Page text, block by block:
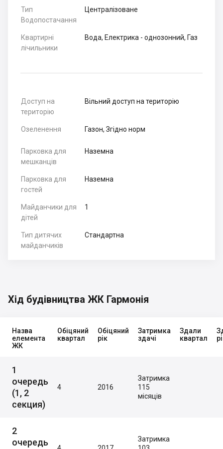
Тип
Водопостачання
Централізоване
Квартирні
лічильники
Вода, Електрика - однозонний, Газ
Доступ на
територію
Вільний доступ на територію
Озеленення Газон, Згідно норм
Парковка для
мешканців
Наземна
Парковка для
гостей
Наземна
Майданчики для
дітей
1
Тип дитячих
майданчиків
Стандартна
Хід будівництва ЖК Гармонія
Назва
елемента
ЖК
Обіцяний
квартал
Обіцяний
рік
Затримка
здачі
Здали
квартал
1
очередь
(1, 2
секция)
4 2016
Затримка
115
місяців
2
очередь
Затримка